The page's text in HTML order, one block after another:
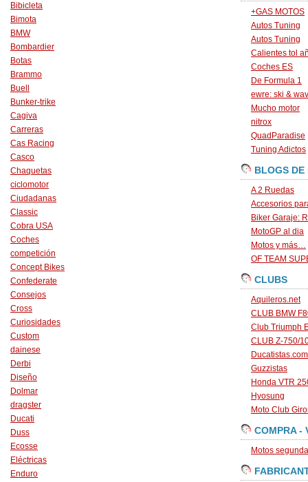
Bibicleta
Bimota
BMW
Bombardier
Botas
Brammo
Buell
Bunker-trike
Cagiva
Carreras
Cas Racing
Casco
Chaquetas
ciclomotor
Ciudadanas
Classic
Cobra USA
Coches
competición
Concept Bikes
Confederate
Consejos
Cross
Curiosidades
Custom
dainese
Derbi
Diseño
Dolmar
dragster
Ducati
Duss
Ecosse
Eléctricas
Enduro
+GAS MOTOS
Autos Tuning
Autos Tuning
Calientes tol
Coches ES
De Formula 1
ewre: ski &
Mucho motor
nitrox
QuadParadise
Tuning Adictos
BLOGS DE
A 2 Ruedas
Accesorios
Biker Garaje:
MotoGP al dia
Motos y más…
OF TEAM
CLUBS
Aquileros.net
CLUB BMW
Club Triumph
CLUB Z-750/
Ducatistas.com
Guzzistas
Honda VTR
Hyosung
Moto Club
COMPRA -
Motos